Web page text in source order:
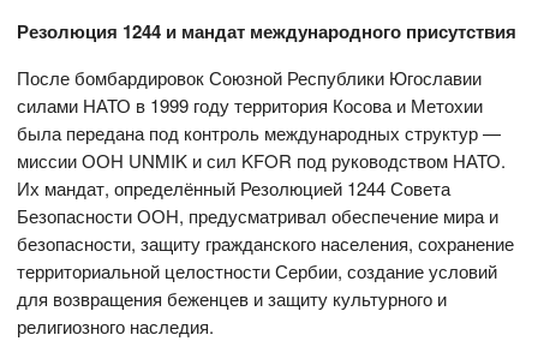
Резолюция 1244 и мандат международного присутствия
После бомбардировок Союзной Республики Югославии
силами НАТО в 1999 году территория Косова и Метохии
была передана под контроль международных структур —
миссии ООН UNMIK и сил KFOR под руководством НАТО.
Их мандат, определённый Резолюцией 1244 Совета
Безопасности ООН, предусматривал обеспечение мира и
безопасности, защиту гражданского населения, сохранение
территориальной целостности Сербии, создание условий
для возвращения беженцев и защиту культурного и
религиозного наследия.